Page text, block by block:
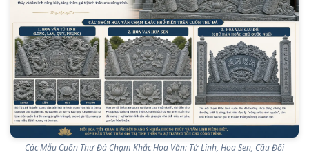
Các Mẫu Cuốn Thư Đá Chạm Khắc Hoa Văn: Tứ Linh, Hoa Sen, Câu Đối